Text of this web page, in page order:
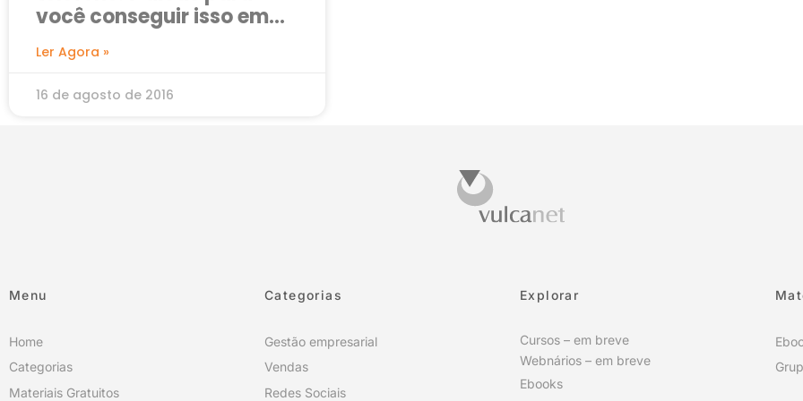
você conseguir isso em
Ler Agora »
16 de agosto de 2016
Menu
Home
Categorias
Materiais Gratuitos
Categorias
Gestão empresarial
Vendas
Redes Sociais
Explorar
Cursos – em breve
Webnários – em breve
Ebooks